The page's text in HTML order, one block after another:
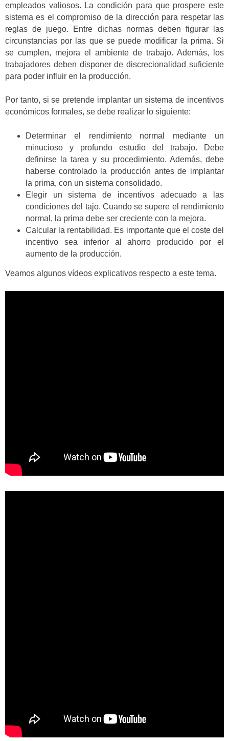
empleados valiosos. La condición para que prospere este
sistema es el compromiso de la dirección para respetar las
reglas de juego. Entre dichas normas deben figurar las
circunstancias por las que se puede modificar la prima. Si
se cumplen, mejora el ambiente de trabajo. Además, los
trabajadores deben disponer de discrecionalidad suficiente
para poder influir en la producción.
Por tanto, si se pretende implantar un sistema de incentivos
económicos formales, se debe realizar lo siguiente:
Determinar el rendimiento normal mediante un
minucioso y profundo estudio del trabajo. Debe
definirse la tarea y su procedimiento. Además, debe
haberse controlado la producción antes de implantar
la prima, con un sistema consolidado.
Elegir un sistema de incentivos adecuado a las
condiciones del tajo. Cuando se supere el rendimiento
normal, la prima debe ser creciente con la mejora.
Calcular la rentabilidad. Es importante que el coste del
incentivo sea inferior al ahorro producido por el
aumento de la producción.
Veamos algunos vídeos explicativos respecto a este tema.